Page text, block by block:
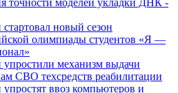
точности моделей укладки ДНК -
новый сезон
олимпиады студентов «Я —
механизм выдачи
СВО техсредств реабилитации
ввоз компьютеров и